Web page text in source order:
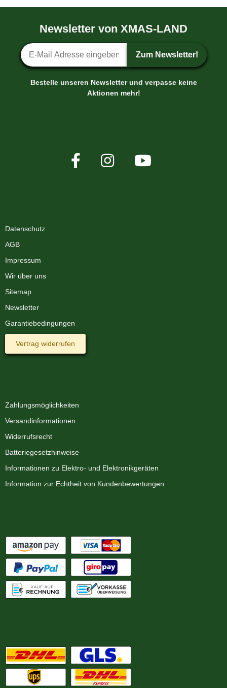
Newsletter von XMAS-LAND
Newsletter-Anmeldung
Zum Newsletter!
Bestelle unseren Newsletter und verpasse keine
Aktionen mehr!
Datenschutz
AGB
Impressum
Wir über uns
Sitemap
Newsletter
Garantiebedingungen
Vertrag widerrufen
Zahlungsmöglichkeiten
Versandinformationen
Widerrufsrecht
Batteriegesetzhinweise
Informationen zu Elektro- und Elektronikgeräten
Information zur Echtheit von Kundenbewertungen